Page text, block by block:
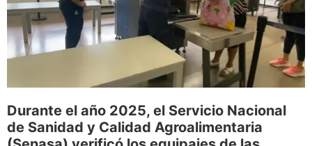
Durante el año 2025, el Servicio Nacional
de Sanidad y Calidad Agroalimentaria